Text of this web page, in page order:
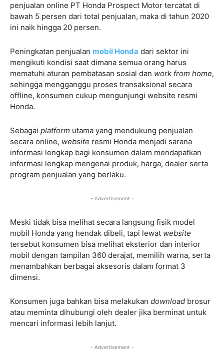
penjualan online PT Honda Prospect Motor tercatat di
bawah 5 persen dari total penjualan, maka di tahun 2020
ini naik hingga 20 persen.
Peningkatan penjualan mobil Honda dari sektor ini
mengikuti kondisi saat dimana semua orang harus
mematuhi aturan pembatasan sosial dan work from home,
sehingga mengganggu proses transaksional secara
offline, konsumen cukup mengunjungi website resmi
Honda.
Sebagai platform utama yang mendukung penjualan
secara online, website resmi Honda menjadi sarana
informasi lengkap bagi konsumen dalam mendapatkan
informasi lengkap mengenai produk, harga, dealer serta
program penjualan yang berlaku.
- Advertisement -
Meski tidak bisa melihat secara langsung fisik model
mobil Honda yang hendak dibeli, tapi lewat website
tersebut konsumen bisa melihat eksterior dan interior
mobil dengan tampilan 360 derajat, memilih warna, serta
menambahkan berbagai aksesoris dalam format 3
dimensi.
Konsumen juga bahkan bisa melakukan download brosur
atau meminta dihubungi oleh dealer jika berminat untuk
mencari informasi lebih lanjut.
- Advertisement -